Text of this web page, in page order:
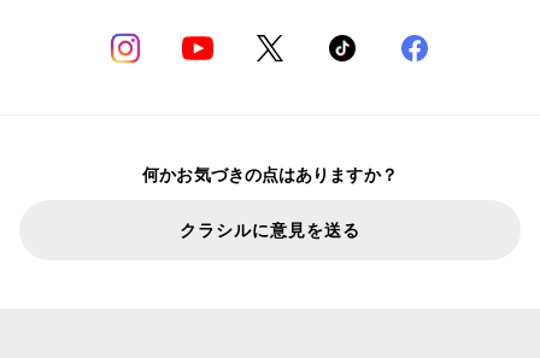
何かお気づきの点はありますか？
クラシルに意見を送る